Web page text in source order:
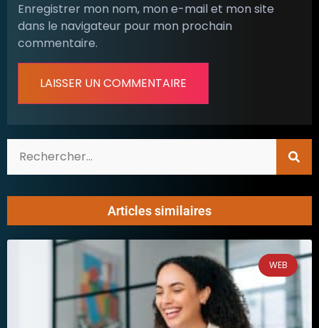
Enregistrer mon nom, mon e-mail et mon site
dans le navigateur pour mon prochain
commentaire.
Articles similaires
WEB